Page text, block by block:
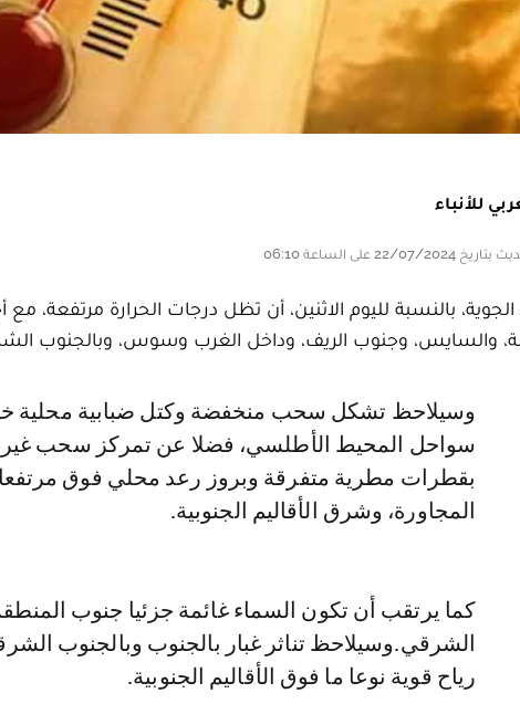
للأنباء
الجوية، بالنسبة لليوم الاثنين، أن تظل درجات الحرارة مرتفعة، مع
والسايس، وجنوب الريف، وداخل الغرب وسوس، وبالجنوب
وسيلاحظ تشكل سحب منخفضة وكتل ضبابية محلية خلال الليل والصباح فوق
سواحل المحيط الأطلسي، فضلا عن تمركز سحب غير
بقطرات مطرية متفرقة وبروز رعد محلي فوق
المجاورة، وشرق الأقاليم الجنوبية.
كما يرتقب أن تكون السماء غائمة جزئيا جنوب
الشرقي.وسيلاحظ تناثر غبار بالجنوب وبالجنوب
رياح قوية نوعا ما فوق الأقاليم الجنوبية.